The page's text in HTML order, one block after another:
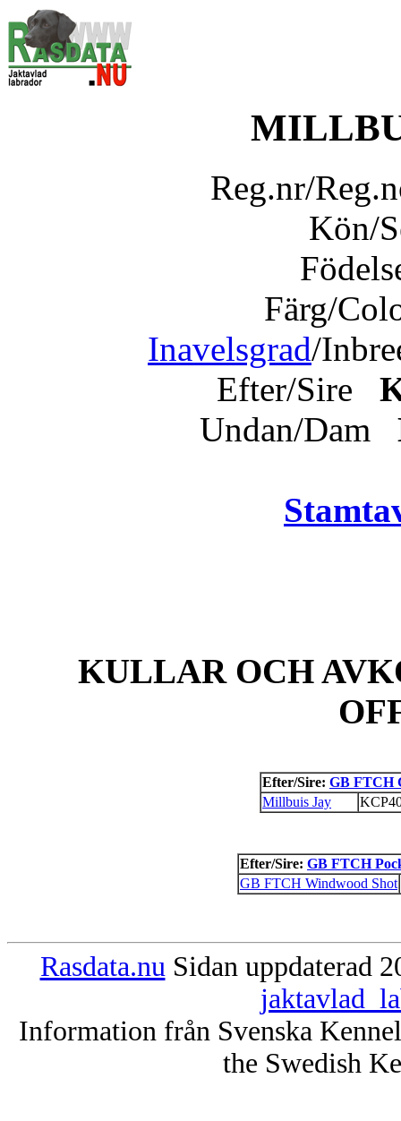
Reg.nr/
Kön/
Färg/
Inavelsgrad/
Efter/Sire
Undan/Dam
KULLAR OCH
Efter/Sire: GB FTCH
Millbuis Jay
Efter/Sire: GB FTCH
GB FTCH Windwood Shot
Rasdata.nu Sidan uppdaterad
Information från Svenska
the Swedish